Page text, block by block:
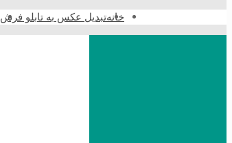
خانهتبدیل عکس به تابلو فرش